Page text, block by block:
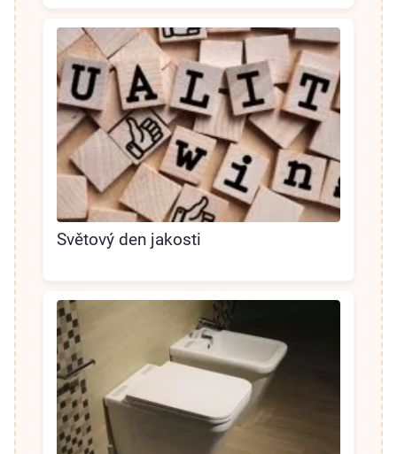
Světový den jakosti